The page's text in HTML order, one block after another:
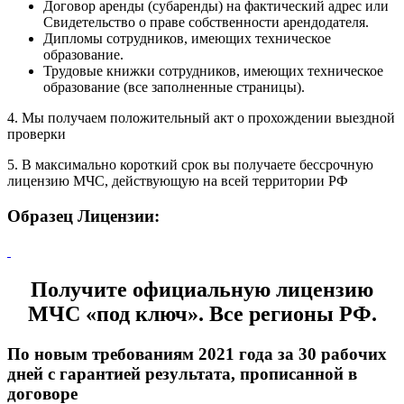
Договор аренды (субаренды) на фактический адрес или
Свидетельство о праве собственности арендодателя.
Дипломы сотрудников, имеющих техническое
образование.
Трудовые книжки сотрудников, имеющих техническое
образование (все заполненные страницы).
4. Мы получаем положительный акт о прохождении выездной
проверки
5. В максимально короткий срок вы получаете бессрочную
лицензию МЧС, действующую на всей территории РФ
Образец Лицензии:
Получите официальную лицензию
МЧС «под ключ». Все регионы РФ.
По новым требованиям 2021 года за 30 рабочих
дней с гарантией результата, прописанной в
договоре